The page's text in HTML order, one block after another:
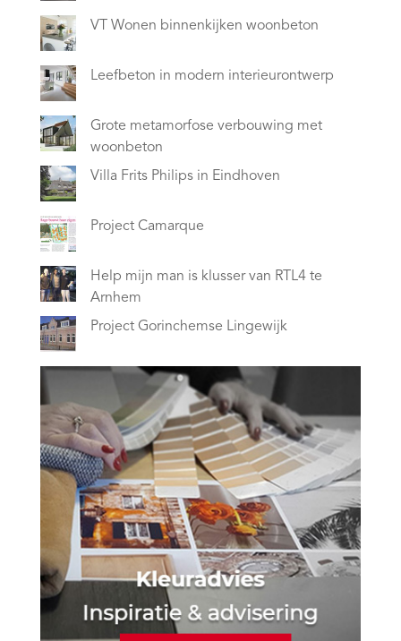
VT Wonen binnenkijken woonbeton
Leefbeton in modern interieurontwerp
Grote metamorfose verbouwing met
woonbeton
Villa Frits Philips in Eindhoven
Project Camarque
Help mijn man is klusser van RTL4 te
Arnhem
Project Gorinchemse Lingewijk